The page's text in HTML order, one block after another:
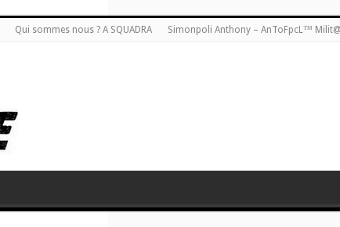
Qui sommes nous ? A SQUADRA Simonpoli Anthony – AnToFpcL™